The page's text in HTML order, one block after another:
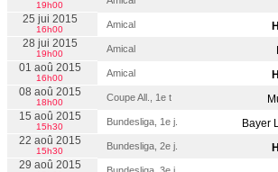
19h00
25 jui 2015
16h00 Amical
28 jui 2015
19h00 Amical
01 aoû 2015
16h00 Amical
08 aoû 2015
18h00 Coupe All., 1e t
15 aoû 2015
15h30 Bundesliga, 1e j. Bayer
22 aoû 2015
15h30 Bundesliga, 2e j.
29 aoû 2015